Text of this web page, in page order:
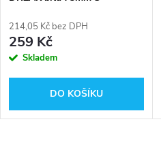
1/4 ´´ Milwaukee Shockwave
Impact Duty™ 4932459398
214,05 Kč bez DPH
259 Kč
Skladem
DO KOŠÍKU